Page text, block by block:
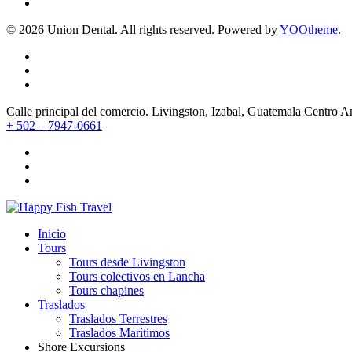
© 2026 Union Dental. All rights reserved. Powered byYOOtheme.
Calle principal del comercio. Livingston, Izabal, Guatemala Centro
+ 502 – 7947-0661
Inicio
Tours
Tours desde Livingston
Tours colectivos en Lancha
Tours chapines
Traslados
Traslados Terrestres
Traslados Marítimos
Shore Excursions